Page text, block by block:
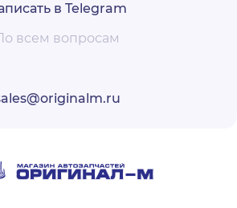
в Telegram
всем вопросам